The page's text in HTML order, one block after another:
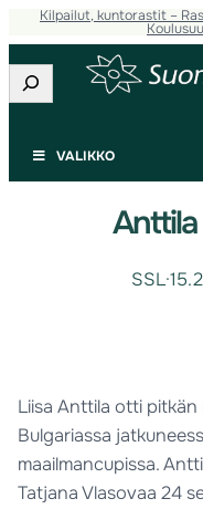
Kilpailut, kuntorastit –
Etsi
VALIKKO
SSL·
Liisa Anttila otti
Bulgariassa
maailmancupissa.
Tatjana Vlasovaa 24